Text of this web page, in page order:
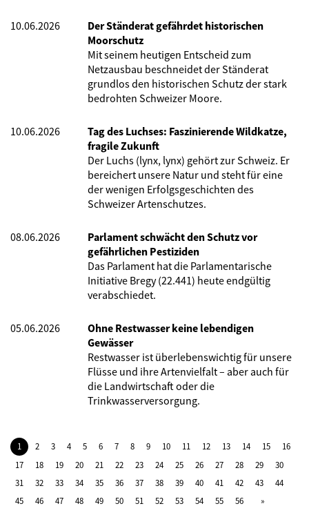
10.06.2026
Der Ständerat gefährdet historischen
Moorschutz
Mit seinem heutigen Entscheid zum
Netzausbau beschneidet der Ständerat
grundlos den historischen Schutz der stark
bedrohten Schweizer Moore.
10.06.2026
Tag des Luchses: Faszinierende Wildkatze,
fragile Zukunft
Der Luchs (lynx, lynx) gehört zur Schweiz. Er
bereichert unsere Natur und steht für eine
der wenigen Erfolgsgeschichten des
Schweizer Artenschutzes.
08.06.2026
Parlament schwächt den Schutz vor
gefährlichen Pestiziden
Das Parlament hat die Parlamentarische
Initiative Bregy (22.441) heute endgültig
verabschiedet.
05.06.2026
Ohne Restwasser keine lebendigen
Gewässer
Restwasser ist überlebenswichtig für unsere
Flüsse und ihre Artenvielfalt – aber auch für
die Landwirtschaft oder die
Trinkwasserversorgung.
1 2 3 4 5 6 7 8 9 10 11 12 13 14 15
16
17
18 19 20 21 22 23 24 25 26 27 28 29
30
31
32 33 34 35 36 37 38 39 40 41 42 43
44
45
46 47 48 49 50 51 52 53 54 55 56